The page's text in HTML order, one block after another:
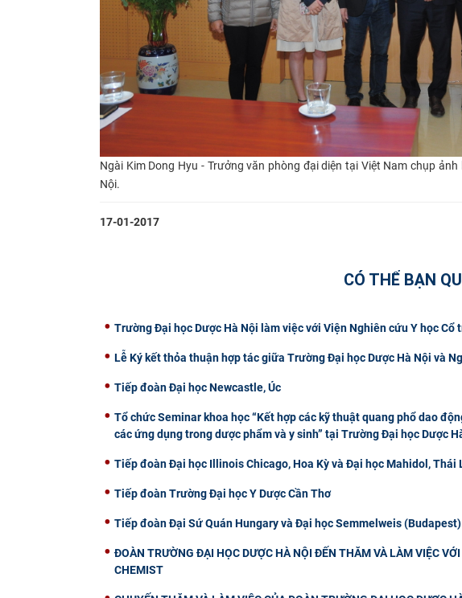
Ngài Kim Dong Hyu -Trưởng văn phòng đại diện tại Việt Namchụp ảnh
Nội.
17-01-2017
CÓ THỂ BẠN
Trường Đại học Dược Hà Nội làm việc với Viện Nghiên cứu Y học Cổ
Lễ Ký kết thỏa thuận hợp tác giữa Trường Đại học Dược Hà Nội và
Tiếp đoàn Đại học Newcastle, Úc
Tổ chức Seminar khoa học “Kết hợp các kỹ thuật quang phổ dao
các ứng dụng trong dược phẩm và y sinh” tại Trường Đại học Dược
Tiếp đoàn Đại học Illinois Chicago, Hoa Kỳ và Đại học Mahidol, Thái
Tiếp đoàn Trường Đại học Y Dược Cần Thơ
Tiếp đoàn Đại Sứ Quán Hungary và Đại học Semmelweis
ĐOÀN TRƯỜNG ĐẠI HỌC DƯỢC HÀ NỘI ĐẾN THĂM VÀ LÀM VIỆC
CHEMIST